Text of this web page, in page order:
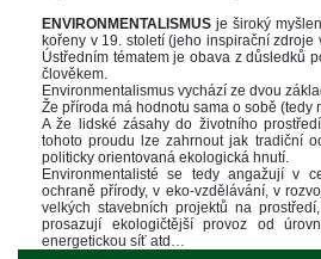
ENVIRONMENTALISMUS je široký
kořeny v 19. století (jeho inspirační zdroje
Ústředním tématem je obava z důsledků
člověkem.
Environmentalismus vychází ze dvou
Že příroda má hodnotu sama o sobě (tedy
A že lidské zásahy do životního
tohoto proudu lze zahrnout jak tradiční
politicky orientovaná ekologická hnutí.
Environmentalisté se tedy angažují v
ochraně přírody, v eko-vzdělávání, v
velkých stavebních projektů na
prosazují ekologičtější provoz od
energetickou síť atd…